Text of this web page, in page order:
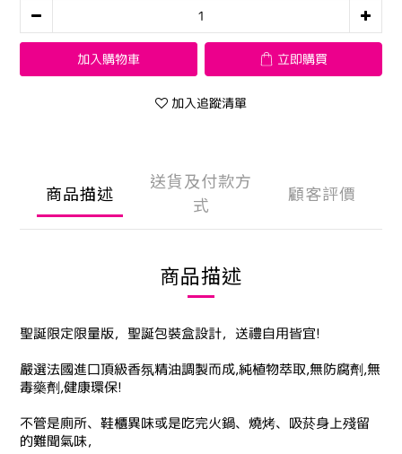
加入購物車 立即購買
加入追蹤清單
商品描述
送貨及付款方
式
顧客評價
商品描述
聖誕限定限量版，聖誕包裝盒設計，送禮自用皆宜!
嚴選法國進口頂級香氛精油調製而成,純植物萃取,無防腐劑,無
毒藥劑,健康環保!
不管是廁所、鞋櫃異味或是吃完火鍋、燒烤、吸菸身上殘留
的難聞氣味，